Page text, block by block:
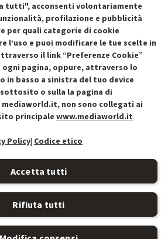
vendita Recedere dal contratto qui
tutti", acconsenti volontariamente
profilazione e pubblicità
per quali categorie di cookie
l’uso e puoi modificare le tue scelte in
il link “Preferenze Cookie”
pagina, oppure, attraverso lo
in basso a sinistra del tuo device
o sulla la pagina di
mediaworld.it, non sono collegati ai
principale www.mediaworld.it
Policy| Codice etico
Accetta tutti
Rifiuta tutti